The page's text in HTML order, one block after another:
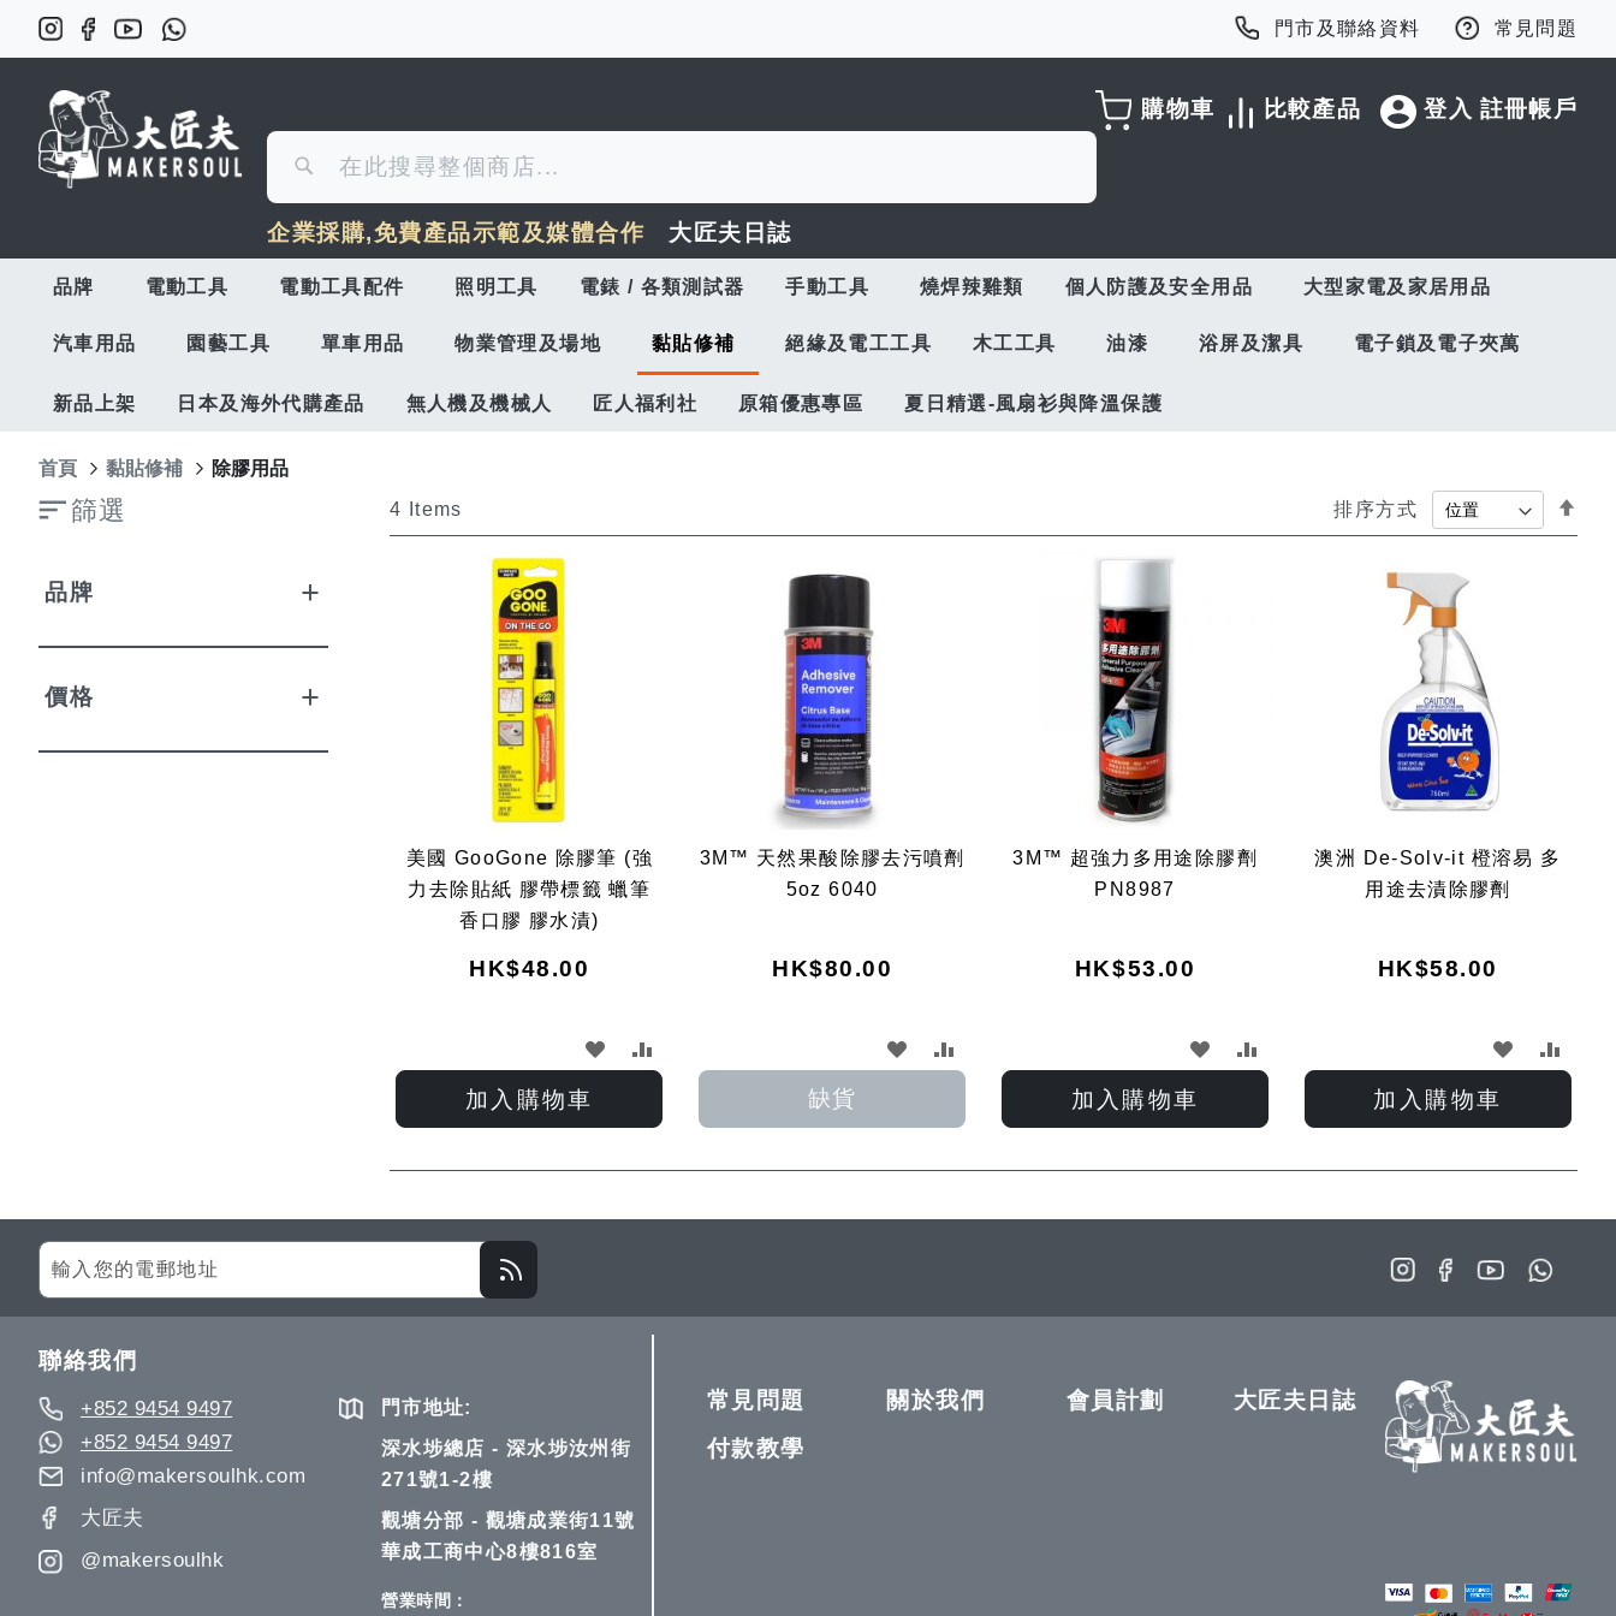
門市及聯絡資料 常見問題
登入 註冊帳戶
比較產品
購物車
尋
搜
尋
企業採購,免費產品示範及媒體合作 大匠夫日誌
品牌 電動工具 電動工具配件 照明工具 電錶 / 各類測試器 手動工具 燒焊辣雞類 個人防護及安全用品 大型家電及家居用品
汽車用品 園藝工具 單車用品 物業管理及場地 黏貼修補 絕緣及電工工具 木工工具 油漆 浴屏及潔具 電子鎖及電子夾萬
新品上架 日本及海外代購產品 無人機及機械人 匠人福利社 原箱優惠專區 夏日精選-風扇衫與降溫保護
首頁 黏貼修補
除膠用品
4 Items 排序方式
美國 GooGone 除膠筆 (強
力去除貼紙 膠帶標籤 蠟筆
香口膠 膠水漬)
HK$48.00
加
願
望
清
加
比
較
加入購物車
3M™ 天然果酸除膠去污噴劑
5oz 6040
HK$80.00
願
望
清
比
較
缺貨
3M™ 超強力多用途除膠劑
PN8987
HK$53.00
願
望
清
比
較
加入購物車
澳洲 De-Solv-it 橙溶易 多
用途去漬除膠劑
HK$58.00
願
望
清
比
較
加入購物車
篩選
品牌
價格
Sign
Up
for
Our
聯絡我們
+852 9454 9497
+852 9454 9497
info@makersoulhk.com
大匠夫
@makersoulhk
門市地址:
深水埗總店 - 深水埗汝州街
271號1-2樓
觀塘分部 - 觀塘成業街11號
華成工商中心8樓816室
營業時間：
常見問題 關於我們 會員計劃
大匠夫日誌
付款教學